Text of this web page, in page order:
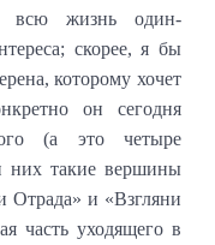
всю жизнь один-
скорее, я бы
которому хочет
он сегодня
(а это четыре
них такие вершины
Отрада» и «Взгляни
часть уходящего в